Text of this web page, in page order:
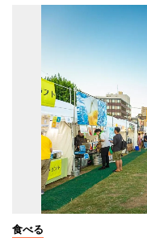
食べる